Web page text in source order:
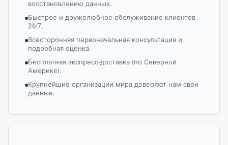
восстановлению данных.
Быстрое и дружелюбное обслуживание клиентов
24/7.
Всесторонняя первоначальная консультация и
подробная оценка.
Бесплатная экспресс-доставка (по Северной
Америке).
Крупнейшие организации мира доверяют нам свои
данные.